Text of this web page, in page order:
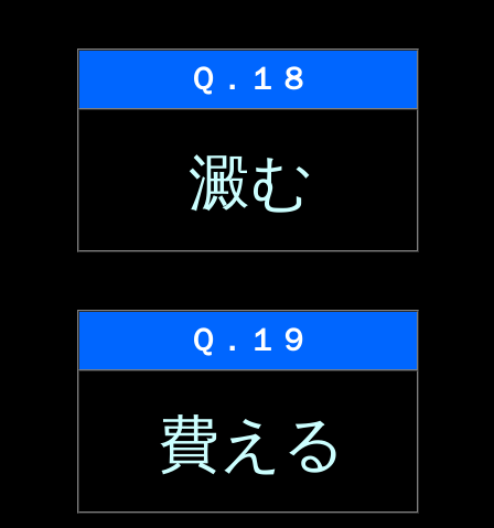
Ｑ．１８
澱む
Ｑ．１９
費える